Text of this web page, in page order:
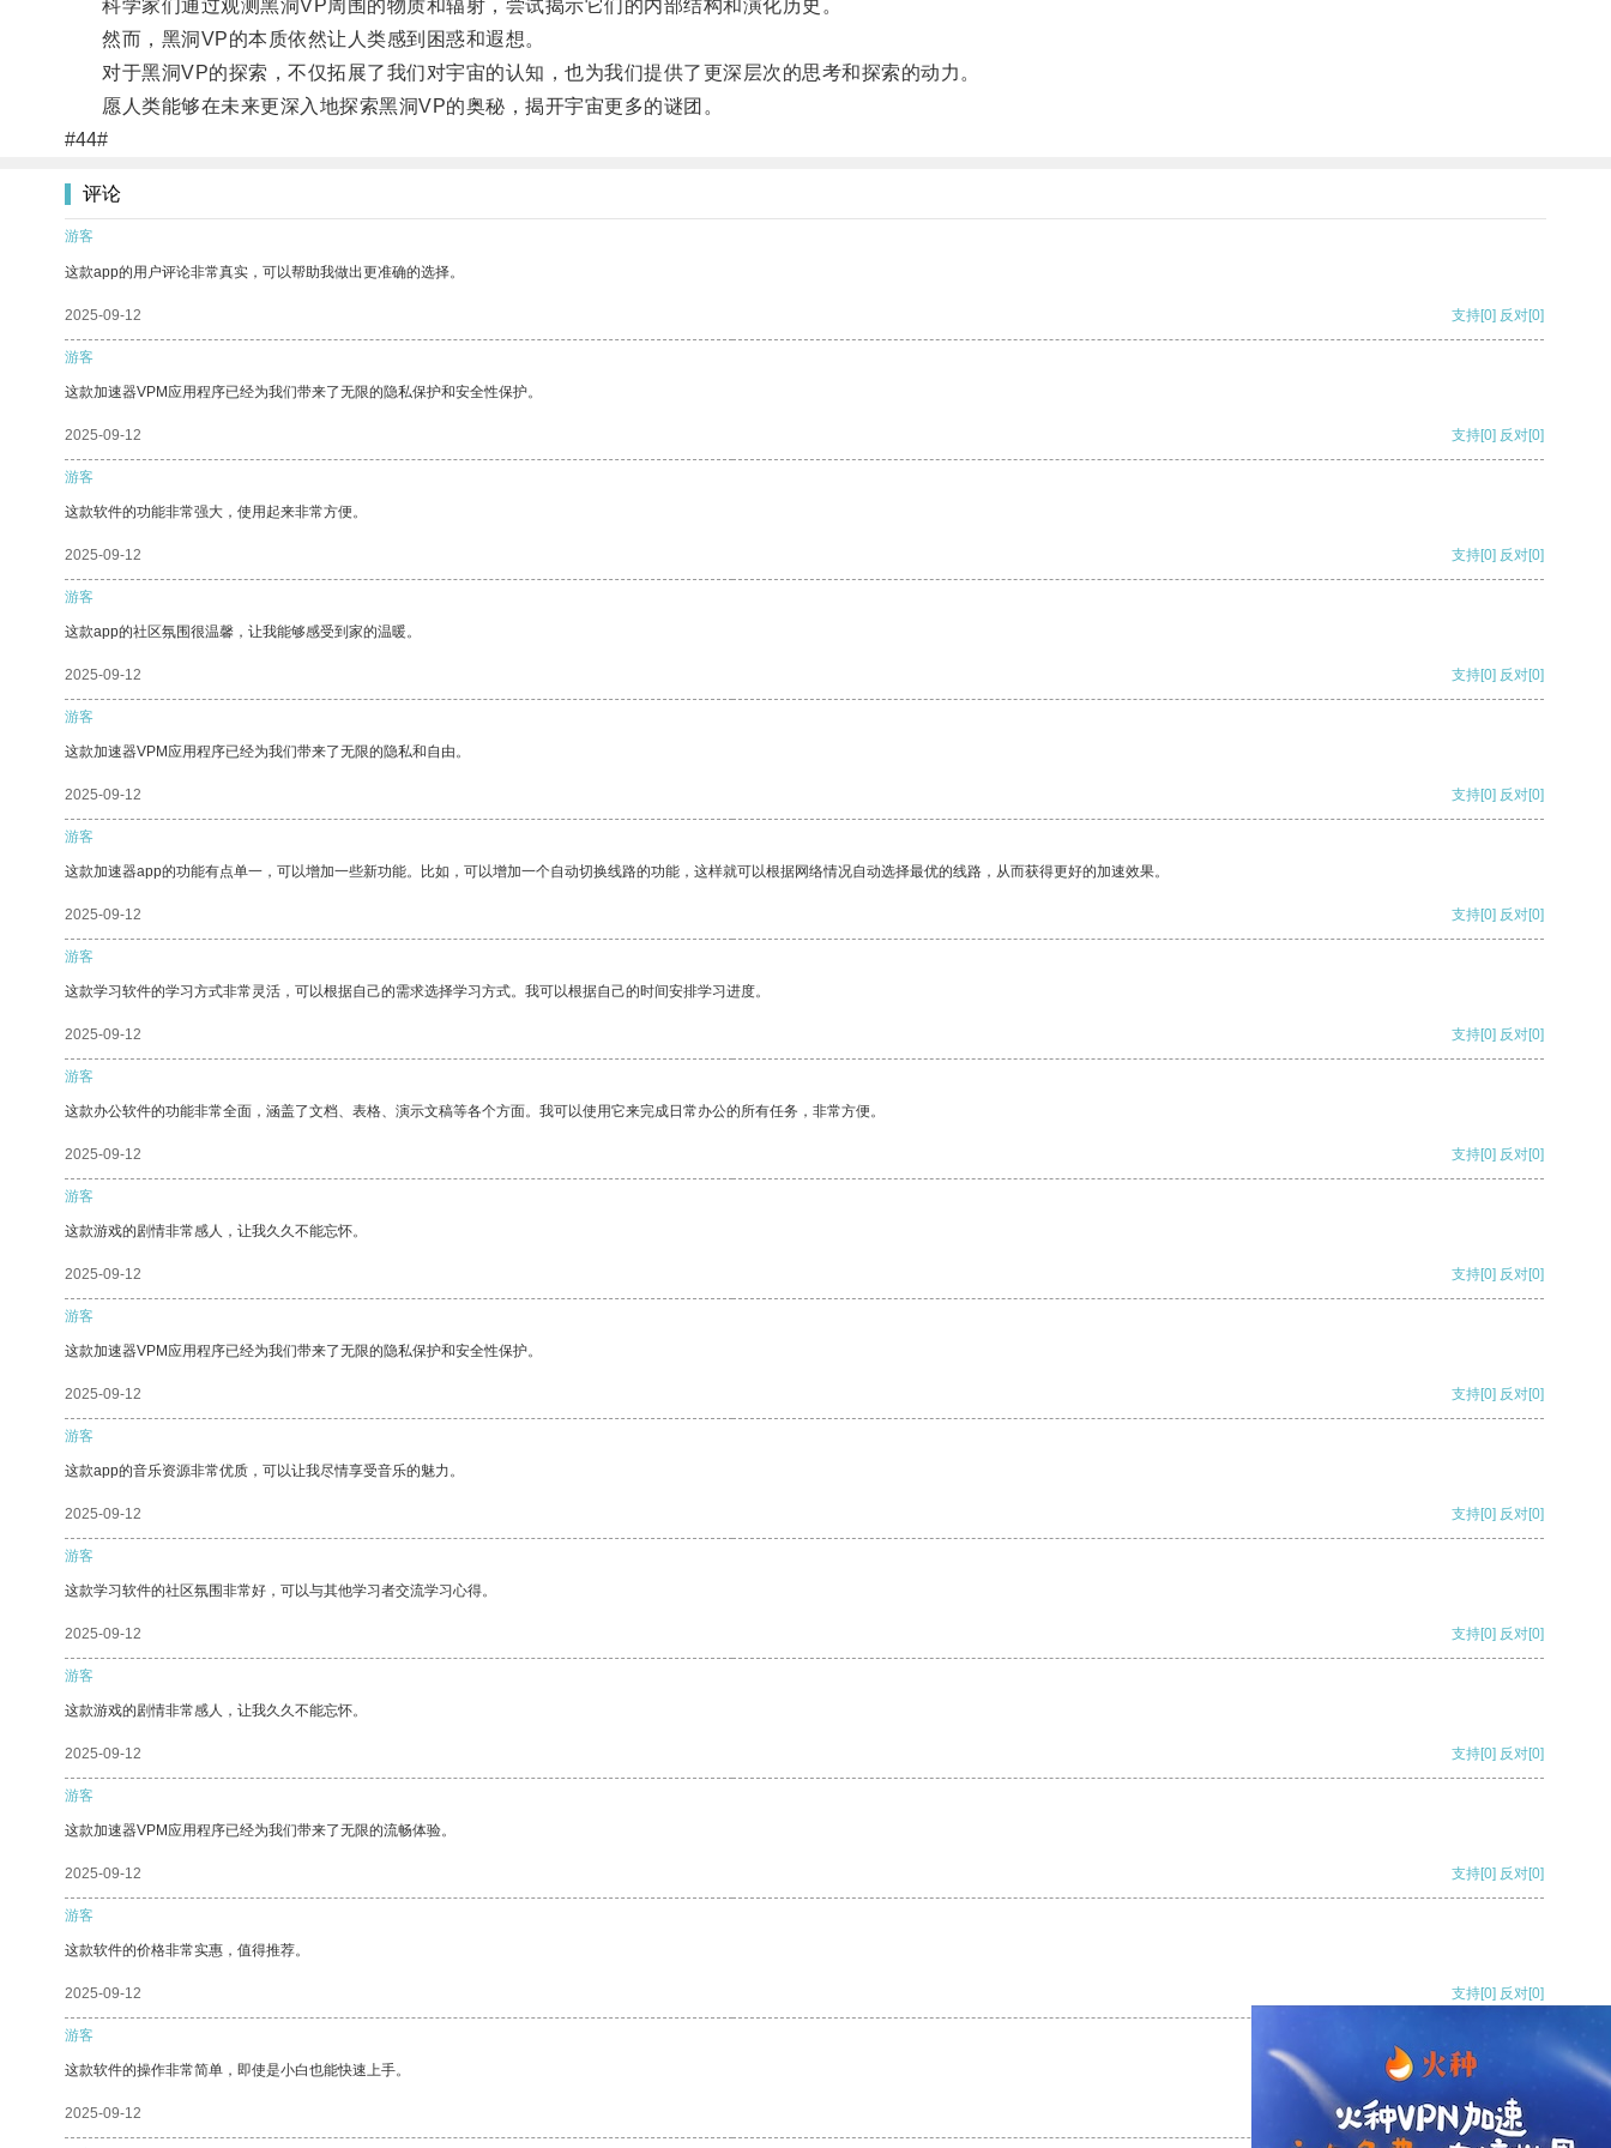
科学家们通过观测黑洞VP周围的物质和辐射，尝试揭示它们的内部结构和演化历史。
然而，黑洞VP的本质依然让人类感到困惑和遐想。
对于黑洞VP的探索，不仅拓展了我们对宇宙的认知，也为我们提供了更深层次的思考和探索的动力。
愿人类能够在未来更深入地探索黑洞VP的奥秘，揭开宇宙更多的谜团。
#44#
评论
游客
这款app的用户评论非常真实，可以帮助我做出更准确的选择。
2025-09-12 支持[0] 反对[0]
游客
这款加速器VPM应用程序已经为我们带来了无限的隐私保护和安全性保护。
2025-09-12 支持[0] 反对[0]
游客
这款软件的功能非常强大，使用起来非常方便。
2025-09-12 支持[0] 反对[0]
游客
这款app的社区氛围很温馨，让我能够感受到家的温暖。
2025-09-12 支持[0] 反对[0]
游客
这款加速器VPM应用程序已经为我们带来了无限的隐私和自由。
2025-09-12 支持[0] 反对[0]
游客
这款加速器app的功能有点单一，可以增加一些新功能。比如，可以增加一个自动切换线路的功能，这样就可以根据网络情况自动选择最优的线路，从而获得更好的加速效果。
2025-09-12 支持[0] 反对[0]
游客
这款学习软件的学习方式非常灵活，可以根据自己的需求选择学习方式。我可以根据自己的时间安排学习进度。
2025-09-12 支持[0] 反对[0]
游客
这款办公软件的功能非常全面，涵盖了文档、表格、演示文稿等各个方面。我可以使用它来完成日常办公的所有任务，非常方便。
2025-09-12 支持[0] 反对[0]
游客
这款游戏的剧情非常感人，让我久久不能忘怀。
2025-09-12 支持[0] 反对[0]
游客
这款加速器VPM应用程序已经为我们带来了无限的隐私保护和安全性保护。
2025-09-12 支持[0] 反对[0]
游客
这款app的音乐资源非常优质，可以让我尽情享受音乐的魅力。
2025-09-12 支持[0] 反对[0]
游客
这款学习软件的社区氛围非常好，可以与其他学习者交流学习心得。
2025-09-12 支持[0] 反对[0]
游客
这款游戏的剧情非常感人，让我久久不能忘怀。
2025-09-12 支持[0] 反对[0]
游客
这款加速器VPM应用程序已经为我们带来了无限的流畅体验。
2025-09-12 支持[0] 反对[0]
游客
这款软件的价格非常实惠，值得推荐。
2025-09-12 支持[0] 反对[0]
游客
这款软件的操作非常简单，即使是小白也能快速上手。
2025-09-12 支持[0] 反对